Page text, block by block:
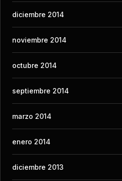
diciembre 2014
noviembre 2014
octubre 2014
septiembre 2014
marzo 2014
enero 2014
diciembre 2013